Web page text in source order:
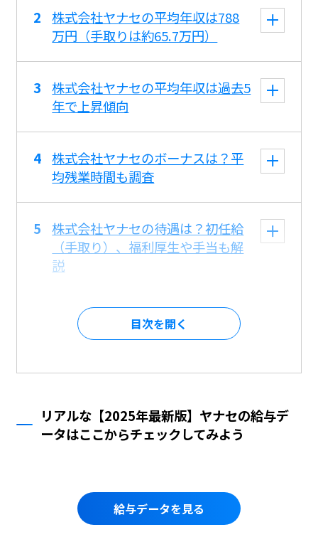
株式会社ヤナセの平均年収は788
万円（手取りは約65.7万円）
株式会社ヤナセの平均年収は過去5
年で上昇傾向
株式会社ヤナセのボーナスは？平
均残業時間も調査
株式会社ヤナセの待遇は？初任給
（手取り）、福利厚生や手当も解
説
目次を
リアルな【2025年最新版】ヤナセの給与デ
ータはここからチェックしてみよう
給与データを見る